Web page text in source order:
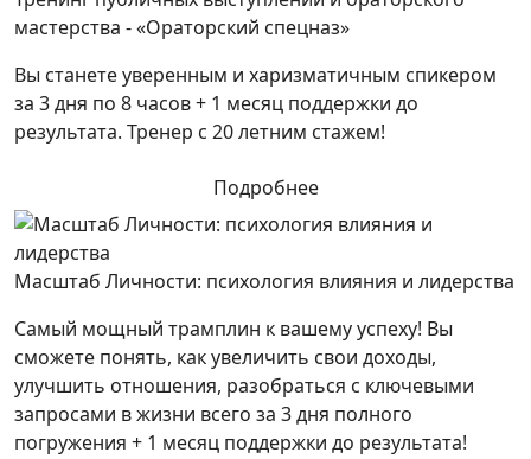
мастерства - «Ораторский спецназ»
Вы станете уверенным и харизматичным спикером
за 3 дня по 8 часов + 1 месяц поддержки до
результата. Тренер с 20 летним стажем!
Подробнее
Масштаб Личности: психология влияния и лидерства
Самый мощный трамплин к вашему успеху! Вы
сможете понять, как увеличить свои доходы,
улучшить отношения, разобраться с ключевыми
запросами в жизни всего за 3 дня полного
погружения + 1 месяц поддержки до результата!